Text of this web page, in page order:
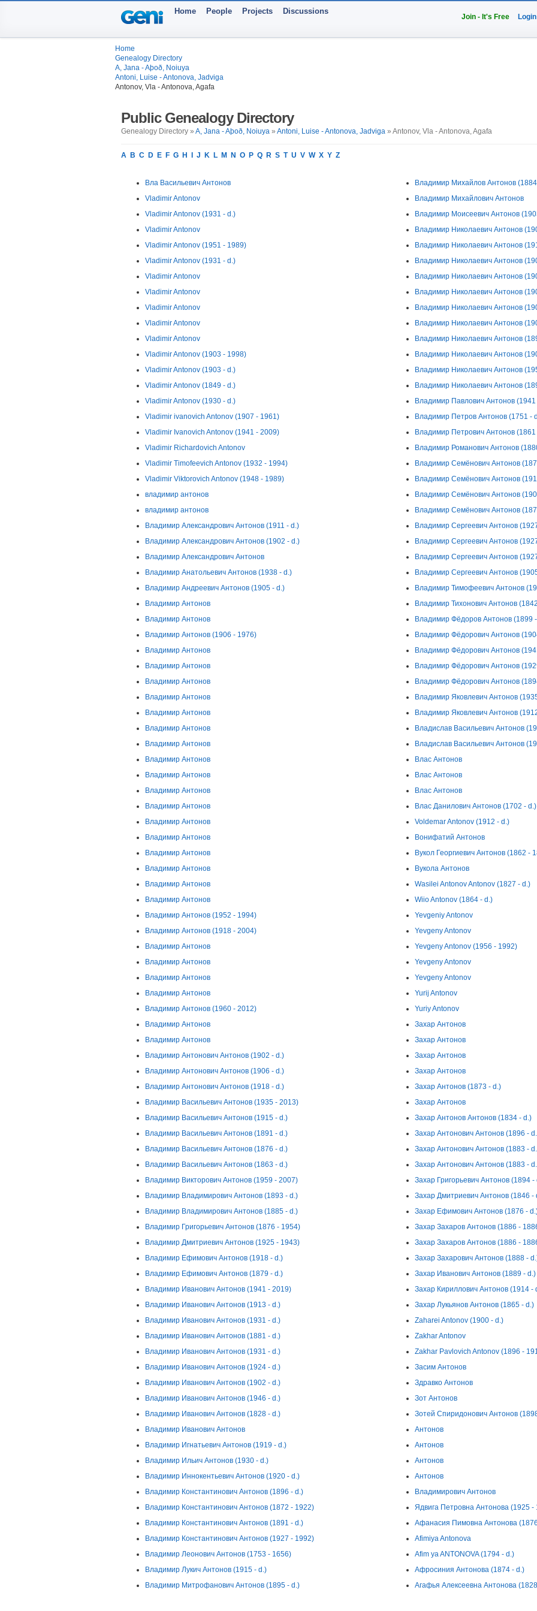
Join - It's Free Login
Home People Projects Discussions
Home
Genealogy Directory
A, Jana - Aþoð, Noiuya
Antoni, Luise - Antonova, Jadviga
Antonov, Vla - Antonova, Agafa
Public Genealogy Directory
Genealogy Directory » A, Jana - Aþoð, Noiuya » Antoni, Luise - Antonova, Jadviga » Antonov, Vla - Antonova, Agafa
A B C D E F G H J K L M N O P Q R S T U V W X Y Z
Вла Васильевич Антонов
Vladimir Antonov
Vladimir Antonov (1931 - d.)
Vladimir Antonov
Vladimir Antonov (1951 - 1989)
Vladimir Antonov (1931 - d.)
Vladimir Antonov
Vladimir Antonov
Vladimir Antonov
Vladimir Antonov
Vladimir Antonov
Vladimir Antonov (1903 - 1998)
Vladimir Antonov (1903 - d.)
Vladimir Antonov (1849 - d.)
Vladimir Antonov (1930 - d.)
Vladimir ivanovich Antonov (1907 - 1961)
Vladimir Ivanovich Antonov (1941 - 2009)
Vladimir Richardovich Antonov
Vladimir Timofeevich Antonov (1932 - 1994)
Vladimir Viktorovich Antonov (1948 - 1989)
владимир антонов
владимир антонов
Владимир Александрович Антонов (1911 - d.)
Владимир Александрович Антонов (1902 - d.)
Владимир Александрович Антонов
Владимир Анатольевич Антонов (1938 - d.)
Владимир Андреевич Антонов (1905 - d.)
Владимир Антонов
Владимир Антонов
Владимир Антонов (1906 - 1976)
Владимир Антонов
Владимир Антонов
Владимир Антонов
Владимир Антонов
Владимир Антонов
Владимир Антонов
Владимир Антонов
Владимир Антонов
Владимир Антонов
Владимир Антонов
Владимир Антонов
Владимир Антонов
Владимир Антонов
Владимир Антонов
Владимир Антонов
Владимир Антонов
Владимир Антонов
Владимир Антонов (1952 - 1994)
Владимир Антонов (1918 - 2004)
Владимир Антонов
Владимир Антонов
Владимир Антонов
Владимир Антонов
Владимир Антонов (1960 - 2012)
Владимир Антонов
Владимир Антонов
Владимир Антонович Антонов (1902 - d.)
Владимир Антонович Антонов (1906 - d.)
Владимир Антонович Антонов (1918 - d.)
Владимир Васильевич Антонов (1935 - 2013)
Владимир Васильевич Антонов (1915 - d.)
Владимир Васильевич Антонов (1891 - d.)
Владимир Васильевич Антонов (1876 - d.)
Владимир Васильевич Антонов (1863 - d.)
Владимир Викторович Антонов (1959 - 2007)
Владимир Владимирович Антонов (1893 - d.)
Владимир Владимирович Антонов (1885 - d.)
Владимир Григорьевич Антонов (1876 - 1954)
Владимир Дмитриевич Антонов (1925 - 1943)
Владимир Ефимович Антонов (1918 - d.)
Владимир Ефимович Антонов (1879 - d.)
Владимир Иванович Антонов (1941 - 2019)
Владимир Иванович Антонов (1913 - d.)
Владимир Иванович Антонов (1931 - d.)
Владимир Иванович Антонов (1881 - d.)
Владимир Иванович Антонов (1931 - d.)
Владимир Иванович Антонов (1924 - d.)
Владимир Иванович Антонов (1902 - d.)
Владимир Иванович Антонов (1946 - d.)
Владимир Иванович Антонов (1828 - d.)
Владимир Иванович Антонов
Владимир Игнатьевич Антонов (1919 - d.)
Владимир Ильич Антонов (1930 - d.)
Владимир Иннокентьевич Антонов (1920 - d.)
Владимир Константинович Антонов (1896 - d.)
Владимир Константинович Антонов (1872 - 1922)
Владимир Константинович Антонов (1891 - d.)
Владимир Константинович Антонов (1927 - 1992)
Владимир Леонович Антонов (1753 - 1656)
Владимир Лукич Антонов (1915 - d.)
Владимир Митрофанович Антонов (1895 - d.)
Владимир Михайлов Антонов
Владимир Михайлович Антонов
Владимир Моисеевич Антонов
Владимир Николаевич Антонов
Владимир Николаевич Антонов
Владимир Николаевич Антонов
Владимир Николаевич Антонов
Владимир Николаевич Антонов
Владимир Николаевич Антонов
Владимир Николаевич Антонов
Владимир Николаевич Антонов
Владимир Николаевич Антонов
Владимир Николаевич Антонов
Владимир Николаевич Антонов
Владимир Павлович Антонов (1941
Владимир Петров Антонов (1751 -
Владимир Петрович Антонов (1861
Владимир Романович Антонов
Владимир Семёнович Антонов
Владимир Семёнович Антонов
Владимир Семёнович Антонов
Владимир Семёнович Антонов
Владимир Сергеевич Антонов
Владимир Сергеевич Антонов
Владимир Сергеевич Антонов
Владимир Сергеевич Антонов
Владимир Тимофеевич Антонов
Владимир Тихонович Антонов
Владимир Фёдоров Антонов (1899
Владимир Фёдорович Антонов
Владимир Фёдорович Антонов
Владимир Фёдорович Антонов
Владимир Фёдорович Антонов
Владимир Яковлевич Антонов
Владимир Яковлевич Антонов
Владислав Васильевич Антонов
Владислав Васильевич Антонов
Влас Антонов
Влас Антонов
Влас Антонов
Влас Данилович Антонов (1702 - d.)
Voldemar Antonov (1912 - d.)
Вонифатий Антонов
Вукол Георгиевич Антонов (1862 -
Вукола Антонов
Wasilei Antonov Antonov (1827 - d.)
Wiio Antonov (1864 - d.)
Yevgeniy Antonov
Yevgeny Antonov
Yevgeny Antonov (1956 - 1992)
Yevgeny Antonov
Yevgeny Antonov
Yurij Antonov
Yuriy Antonov
Захар Антонов
Захар Антонов
Захар Антонов
Захар Антонов
Захар Антонов (1873 - d.)
Захар Антонов
Захар Антонов Антонов (1834 - d.)
Захар Антонович Антонов (1896 -
Захар Антонович Антонов (1883 -
Захар Антонович Антонов (1883 -
Захар Григорьевич Антонов (1894 -
Захар Дмитриевич Антонов (1846 -
Захар Ефимович Антонов (1876 -
Захар Захаров Антонов (1886 -
Захар Захаров Антонов (1886 -
Захар Захарович Антонов (1888 -
Захар Иванович Антонов (1889 - d.)
Захар Кириллович Антонов (1914 -
Захар Лукьянов Антонов (1865 - d.)
Zaharei Antonov (1900 - d.)
Zakhar Antonov
Zakhar Pavlovich Antonov (1896 -
Засим Антонов
Здравко Антонов
Зот Антонов
Зотей Спиридонович Антонов
Антонов
Антонов
Антонов
Антонов
Владимирович Антонов
Ядвига Петровна Антонова (1925 -
Афанасия Пимовна Антонова
Afimiya Antonova
Afim ya ANTONOVA (1794 - d.)
Афросиния Антонова (1874 - d.)
Агафья Алексеевна Антонова